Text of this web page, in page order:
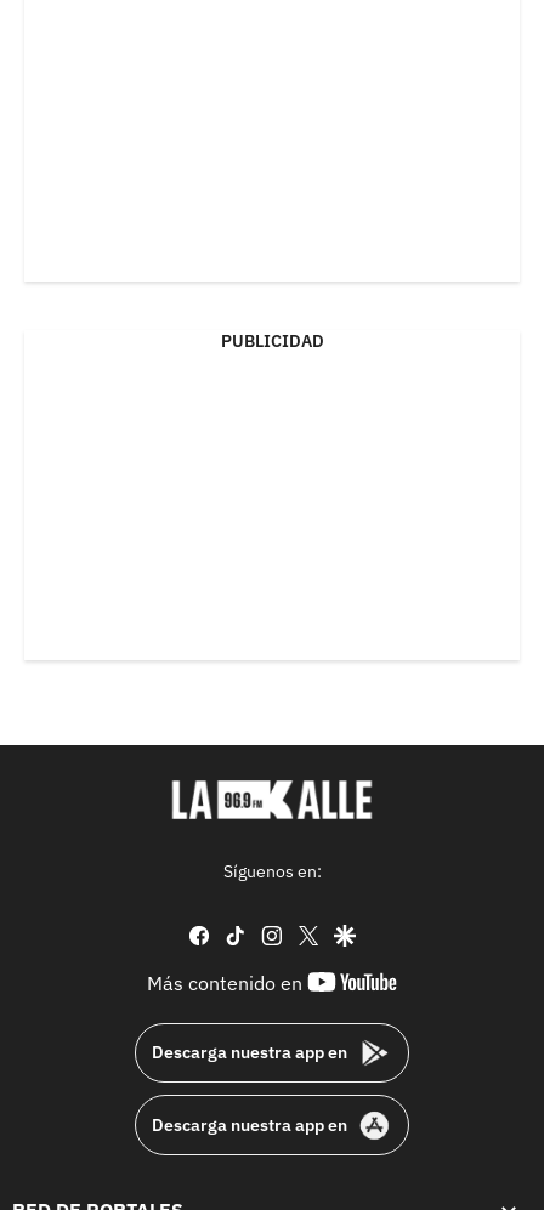
PUBLICIDAD
Síguenos en:
facebook
tiktok instagram
twittergoogle
Más contenido en
youtube-
Descarga nuestra app en
Descarga nuestra app en